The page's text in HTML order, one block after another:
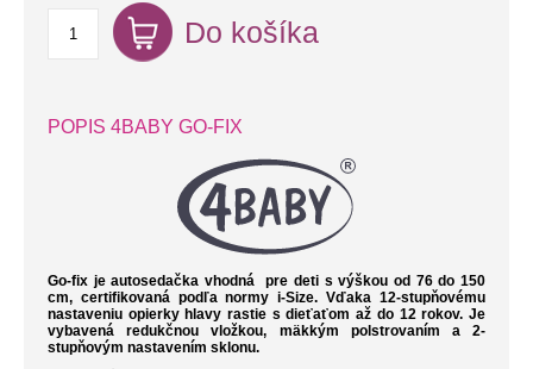
Do košíka
POPIS 4BABY GO-FIX
Go-fix je autosedačka vhodná pre deti s výškou od 76 do 150
cm, certifikovaná podľa normy i-Size. Vďaka 12-stupňovému
nastaveniu opierky hlavy rastie s dieťaťom až do 12 rokov. Je
vybavenáredukčnou vložkou, mäkkým polstrovaním a 2-
stupňovým nastavením sklonu.